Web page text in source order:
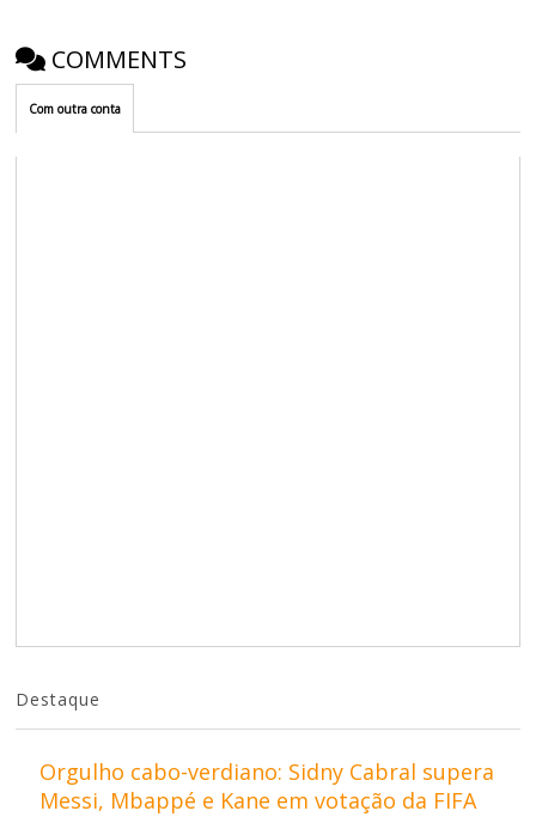
COMMENTS
Com outra conta
Destaque
Orgulho cabo-verdiano: Sidny Cabral supera
Messi, Mbappé e Kane em votação da FIFA